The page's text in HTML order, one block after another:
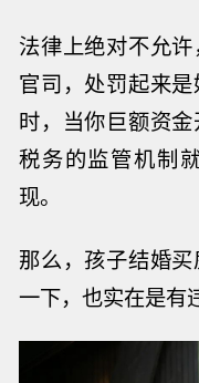
法律上绝对不允
官司，处罚起来
时，当你巨额资
税务的监管机制
现。
那么，孩子结婚
一下，也实在是有